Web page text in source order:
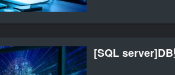
[SQL